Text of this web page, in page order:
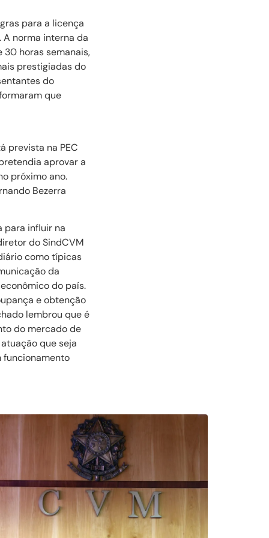
para a licença
norma interna da
horas semanais,
prestigiadas do
do
que
prevista na PEC
aprovar a
próximo ano.
Bezerra
para influir na
do SindCVM
como típicas
da
do país.
e obtenção
lembrou que é
do mercado de
que seja
funcionamento